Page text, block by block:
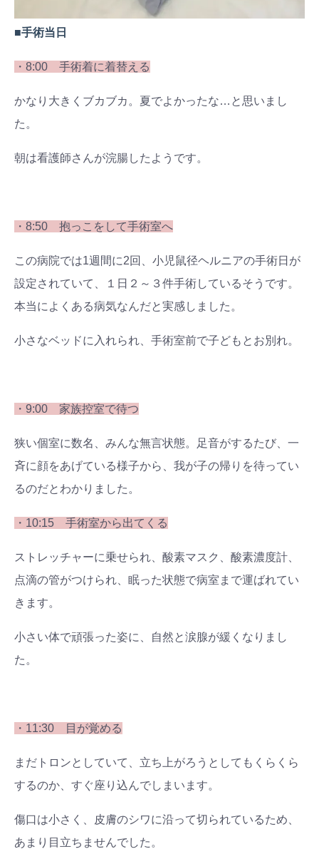
■手術当日
・8:00 手術着に着替える
かなり大きくブカブカ。夏でよかったな…と思いまし
た。
朝は看護師さんが浣腸したようです。
・8:50 抱っこをして手術室へ
この病院では1週間に2回、小児鼠径ヘルニアの手術日が
設定されていて、１日２～３件手術しているそうです。
本当によくある病気なんだと実感しました。
小さなベッドに入れられ、手術室前で子どもとお別れ。
・9:00 家族控室で待つ
狭い個室に数名、みんな無言状態。足音がするたび、一
斉に顔をあげている様子から、我が子の帰りを待ってい
るのだとわかりました。
・10:15 手術室から出てくる
ストレッチャーに乗せられ、酸素マスク、酸素濃度計、
点滴の管がつけられ、眠った状態で病室まで運ばれてい
きます。
小さい体で頑張った姿に、自然と涙腺が緩くなりまし
た。
・11:30 目が覚める
まだトロンとしていて、立ち上がろうとしてもくらくら
するのか、すぐ座り込んでしまいます。
傷口は小さく、皮膚のシワに沿って切られているため、
あまり目立ちませんでした。
検索
#プレゼント #教育
プレゼント&
妊娠&出産 子育て